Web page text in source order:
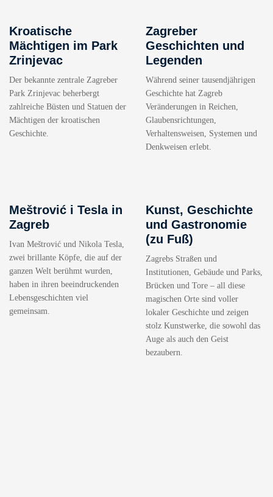
Kroatische
Mächtigen im Park
Zrinjevac
Der bekannte zentrale Zagreber
Park Zrinjevac beherbergt
zahlreiche Büsten und Statuen der
Mächtigen der kroatischen
Geschichte.
Zagreber
Geschichten und
Legenden
Während seiner tausendjährigen
Geschichte hat Zagreb
Veränderungen in Reichen,
Glaubensrichtungen,
Verhaltensweisen, Systemen und
Denkweisen erlebt.
Meštrović i Tesla in
Zagreb
Ivan Meštrović und Nikola Tesla,
zwei brillante Köpfe, die auf der
ganzen Welt berühmt wurden,
haben in ihren beeindruckenden
Lebensgeschichten viel
gemeinsam.
Kunst, Geschichte
und Gastronomie
(zu Fuß)
Zagrebs Straßen und
Institutionen, Gebäude und Parks,
Brücken und Tore – all diese
magischen Orte sind voller
lokaler Geschichte und zeigen
stolz Kunstwerke, die sowohl das
Auge als auch den Geist
bezaubern.